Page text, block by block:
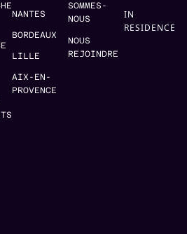
NANTES
BORDEAUX
LILLE
AIX-EN-
PROVENCE
SOMMES-
NOUS
NOUS
REJOINDRE
IN
RESIDENCE